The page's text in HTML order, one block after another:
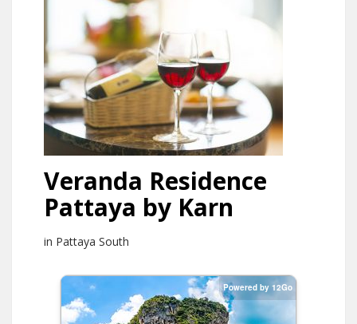
Veranda Residence
Pattaya by Karn
in Pattaya South